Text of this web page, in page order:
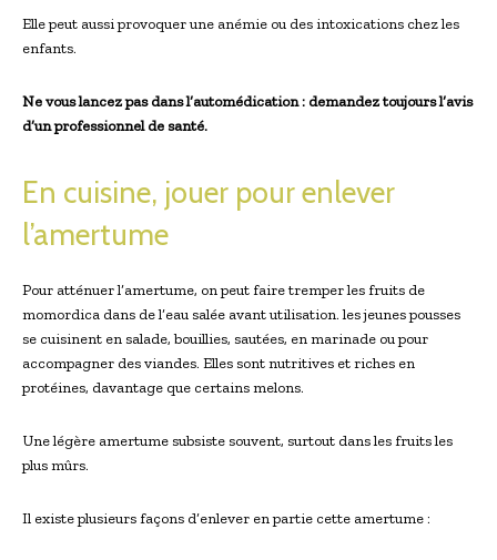
Elle peut aussi provoquer une anémie ou des intoxications chez les
enfants.
Ne vous lancez pas dans l’automédication : demandez toujours l’avis
d’un professionnel de santé.
En cuisine, jouer pour enlever
l’amertume
Pour atténuer l’amertume, on peut faire tremper les fruits de
momordica dans de l’eau salée avant utilisation. les jeunes pousses
se cuisinent en salade, bouillies, sautées, en marinade ou pour
accompagner des viandes. Elles sont nutritives et riches en
protéines, davantage que certains melons.
Une légère amertume subsiste souvent, surtout dans les fruits les
plus mûrs.
Il existe plusieurs façons d’enlever en partie cette amertume :